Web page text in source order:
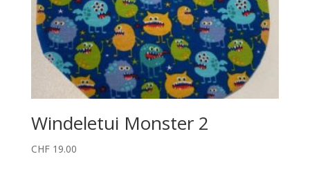
Windeletui Monster 2
CHF19.00